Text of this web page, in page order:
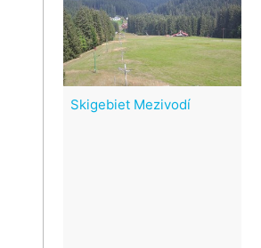
Skigebiet Mezivodí